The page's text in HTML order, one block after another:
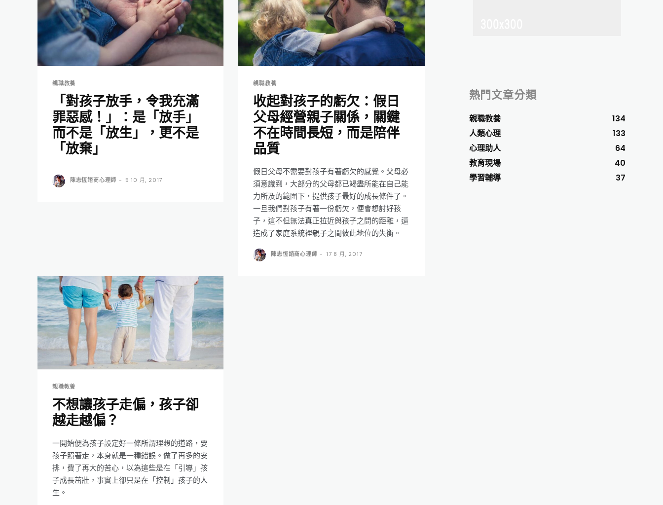
親職教養
「對孩子放手，令我充滿
罪惡感！」：是「放手」
而不是「放生」，更不是
「放棄」
陳志恆諮商心理師 - 5 10 月, 2017
親職教養
收起對孩子的虧欠：假日
父母經營親子關係，關鍵
不在時間長短，而是陪伴
品質
假日父母不需要對孩子有著虧欠的感覺。父母必
須意識到，大部分的父母都已竭盡所能在自己能
力所及的範圍下，提供孩子最好的成長條件了。
一旦我們對孩子有著一份虧欠，便會想討好孩
子，這不但無法真正拉近與孩子之間的距離，還
造成了家庭系統裡親子之間彼此地位的失衡。
陳志恆諮商心理師 - 17 8 月, 2017
親職教養
不想讓孩子走偏，孩子卻
越走越偏？
一開始便為孩子設定好一條所謂理想的道路，要
孩子照著走，本身就是一種錯誤。做了再多的安
排，費了再大的苦心，以為這些是在「引導」孩
子成長茁壯，事實上卻只是在「控制」孩子的人
生。
熱門文章分類
親職教養
134
人類心理
133
心理助人
64
教育現場
40
學習輔導
37